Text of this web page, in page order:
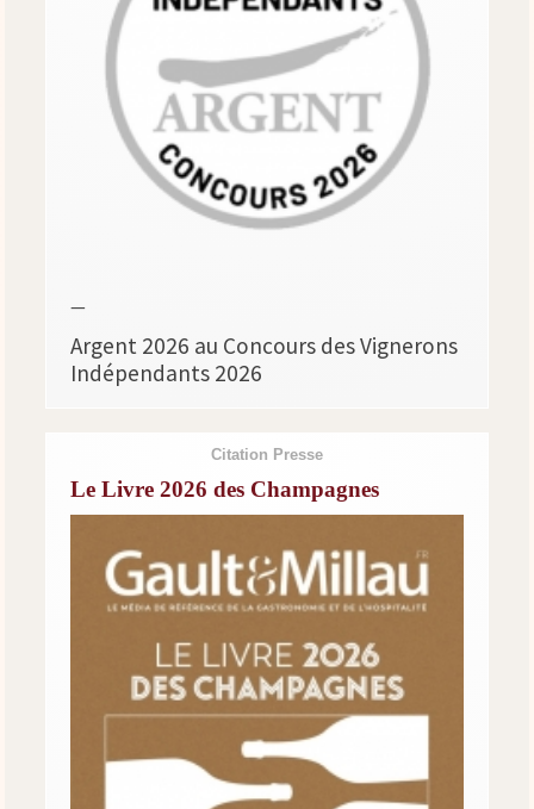
—
Argent 2026 au Concours des Vignerons
Indépendants 2026
Citation Presse
Le Livre 2026 des Champagnes